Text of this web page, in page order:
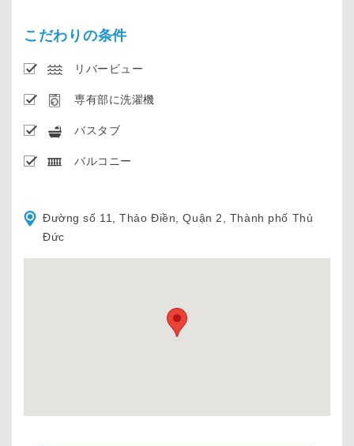
こだわりの条件
リバービュー
専有部に洗濯機
バスタブ
バルコニー
Đường số 11, Thảo Điền, Quận 2, Thành phố Thủ
Đức